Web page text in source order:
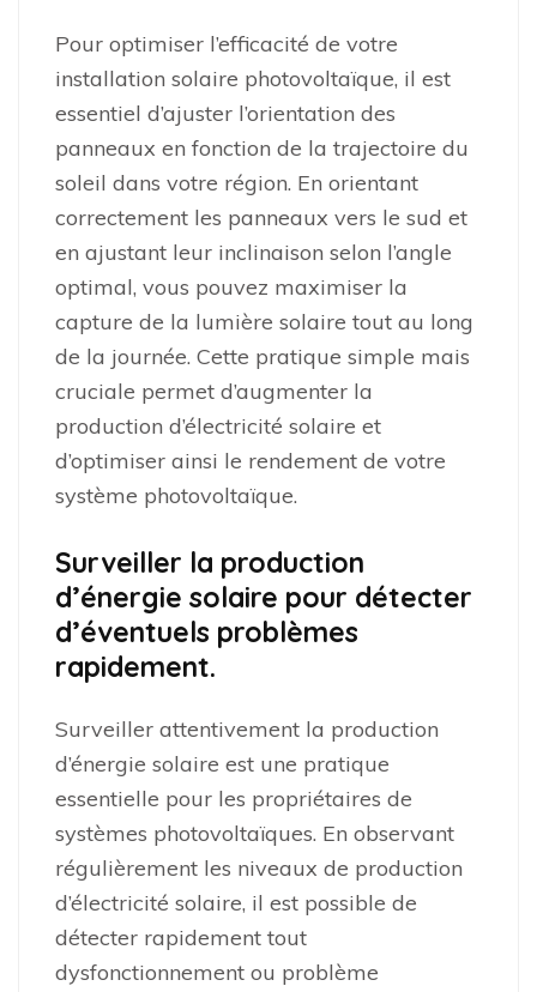
Pour optimiser l’efficacité de votre
installation solaire photovoltaïque, il est
essentiel d’ajuster l’orientation des
panneaux en fonction de la trajectoire du
soleil dans votre région. En orientant
correctement les panneaux vers le sud et
en ajustant leur inclinaison selon l’angle
optimal, vous pouvez maximiser la
capture de la lumière solaire tout au long
de la journée. Cette pratique simple mais
cruciale permet d’augmenter la
production d’électricité solaire et
d’optimiser ainsi le rendement de votre
système photovoltaïque.
Surveiller la production
d’énergie solaire pour détecter
d’éventuels problèmes
rapidement.
Surveiller attentivement la production
d’énergie solaire est une pratique
essentielle pour les propriétaires de
systèmes photovoltaïques. En observant
régulièrement les niveaux de production
d’électricité solaire, il est possible de
détecter rapidement tout
dysfonctionnement ou problème